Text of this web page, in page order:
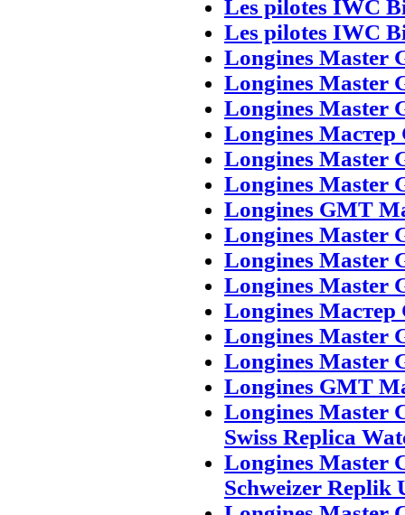
Les pilotes IWC
Les pilotes IWC
Longines Master
Longines Master
Longines Master
Longines Мастер
Longines Master
Longines Master
Longines GMT
Longines Master
Longines Master
Longines Master
Longines Мастер
Longines Master
Longines Master
Longines GMT
Longines Master
Swiss Replica
Longines Master
Schweizer Replik